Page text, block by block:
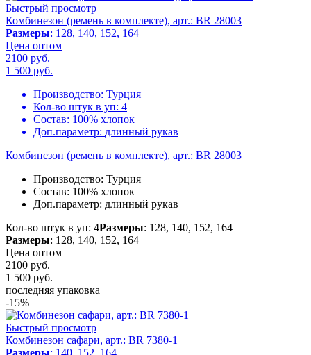
Быстрый просмотр
Комбинезон (ремень в комплекте), арт.: BR 28003
Размеры: 128, 140, 152, 164
Цена оптом
2100 руб.
1 500 руб.
Производство: Турция
Кол-во штук в уп: 4
Состав: 100% хлопок
Доп.параметр: длинный рукав
Комбинезон (ремень в комплекте), арт.: BR 28003
Производство: Турция
Состав: 100% хлопок
Доп.параметр: длинный рукав
Кол-во штук в уп: 4Размеры: 128, 140, 152, 164
Размеры: 128, 140, 152, 164
Цена оптом
2100 руб.
1 500 руб.
последняя упаковка
-15%
Быстрый просмотр
Комбинезон сафари, арт.: BR 7380-1